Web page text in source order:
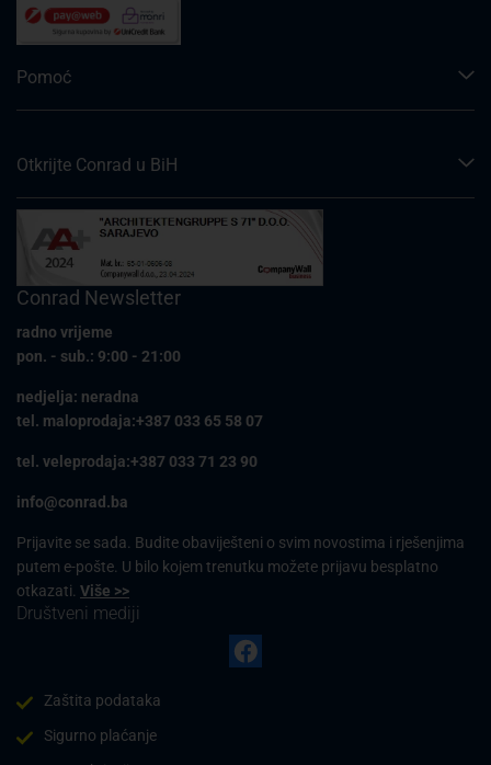
Pomoć
Otkrijte Conrad u BiH
Conrad Newsletter
radno vrijeme
pon. - sub.: 9:00 - 21:00
nedjelja: neradna
tel. maloprodaja:+387 033 65 58 07
tel. veleprodaja:+387 033 71 23 90
info@conrad.ba
Prijavite se sada. Budite obaviješteni o svim novostima i rješenjima
putem e-pošte. U bilo kojem trenutku možete prijavu besplatno
otkazati. Više >>
Društveni mediji
Zaštita podataka
Sigurno plaćanje